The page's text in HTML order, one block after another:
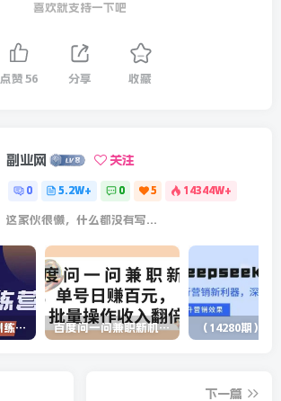
喜欢就支持一下吧
点赞 56 分享 收藏
副业网 关注
0 5.2W+ 0 5 14344W+
这家伙很懒，什么都没有写...
杨名商业IP孵化训练营，从商业到内容到转化一站式学 价值5980元 百度问一问兼职新机遇，单号日赚百元，批量操作收入翻倍
下一篇